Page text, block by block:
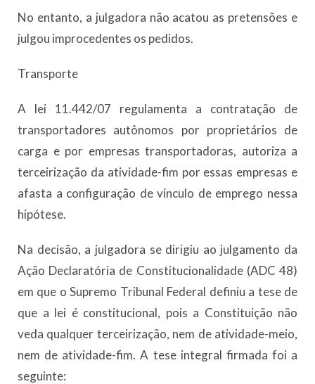
No entanto, a julgadora não acatou as pretensões e
julgou improcedentes os pedidos.
Transporte
A lei 11.442/07 regulamenta a contratação de
transportadores autônomos por proprietários de
carga e por empresas transportadoras, autoriza a
terceirização da atividade-fim por essas empresas e
afasta a configuração de vínculo de emprego nessa
hipótese.
Na decisão, a julgadora se dirigiu ao julgamento da
Ação Declaratória de Constitucionalidade (ADC 48)
em que o Supremo Tribunal Federal definiu a tese de
que a lei é constitucional, pois a Constituição não
veda qualquer terceirização, nem de atividade-meio,
nem de atividade-fim. A tese integral firmada foi a
seguinte: